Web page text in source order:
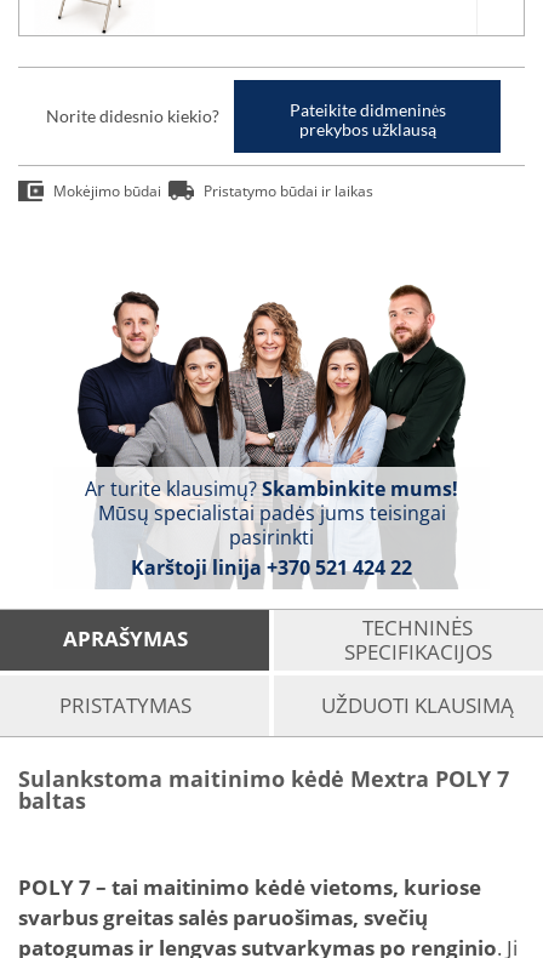
Norite didesnio kiekio?
Pateikite didmeninės
prekybos užklausą
Mokėjimo būdai Pristatymo būdai ir laikas
Ar turite klausimų?Skambinkite mums!
Mūsų specialistai padės jums teisingai
pasirinkti
Karštoji linija +370 521 424 22
APRAŠYMAS
TECHNINĖS
SPECIFIKACIJOS
PRISTATYMAS
UŽDUOTI KLAUSIMĄ
Sulankstoma maitinimo kėdė Mextra POLY 7
baltas
POLY 7 – tai maitinimo kėdė vietoms, kuriose
svarbus greitas salės paruošimas, svečių
patogumas ir lengvas sutvarkymas po renginio. Ji